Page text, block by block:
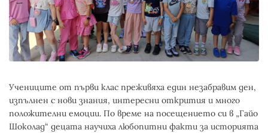
Учениците от първи клас преживяха един незабравим ден,
изпълнен с нови знания, интересни открития и много
положителни емоции. По време на посещението си в „Гайо
Шоколад“ децата научиха любопитни факти за историята